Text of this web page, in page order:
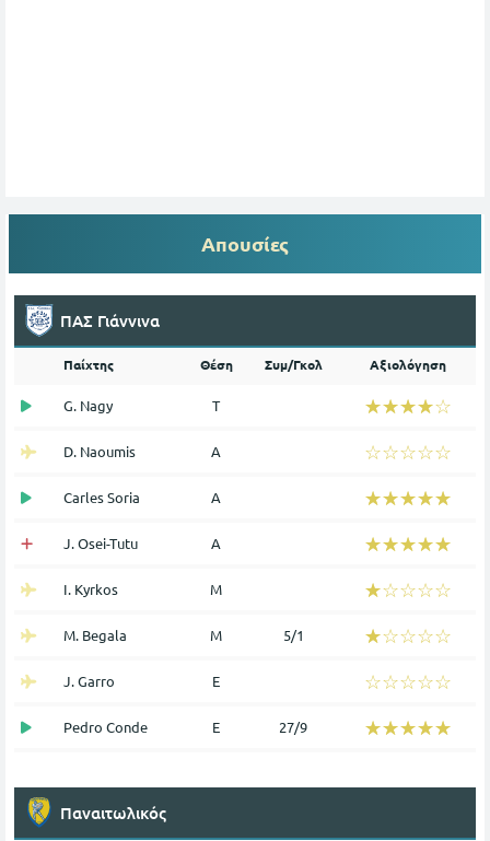
Απουσίες
ΠΑΣ Γιάννινα
Παίχτης Θέση Συμ/Γκολ Αξιολόγηση
G. Nagy Τ ☆☆☆☆☆
★★★★★
D. Naoumis Α ☆☆☆☆☆
★★★★★
Carles Soria Α ☆☆☆☆☆
★★★★★
J. Osei-Tutu Α ☆☆☆☆☆
★★★★★
I. Kyrkos Μ ☆☆☆☆☆
★★★★★
M. Begala Μ 5/1 ☆☆☆☆☆
★★★★★
J. Garro Ε ☆☆☆☆☆
★★★★★
Pedro Conde Ε 27/9 ☆☆☆☆☆
★★★★★
Παναιτωλικός